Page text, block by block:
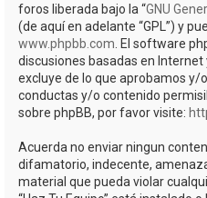
foros liberada bajo la “GNU
(de aquí en adelante “GPL”) y
www.phpbb.com . El software
discusiones basadas en
excluye de lo que aprobamos y/
conductas y/o contenido
sobre phpBB, por favor visite:
Acuerda no enviar ningun
difamatorio, indecente,
material que pueda violar